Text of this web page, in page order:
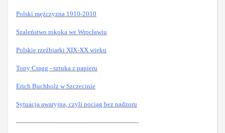
Polski mężczyzna 1910-2010
Szaleństwo rokoka we Wrocławiu
Polskie rzeźbiarki XIX-XX wieku
Tony Cragg - sztuka z papieru
Erich Buchholz w Szczecinie
Sytuacja awaryjna, czyli pociąg bez nadzoru
-------------------------------------------------------------